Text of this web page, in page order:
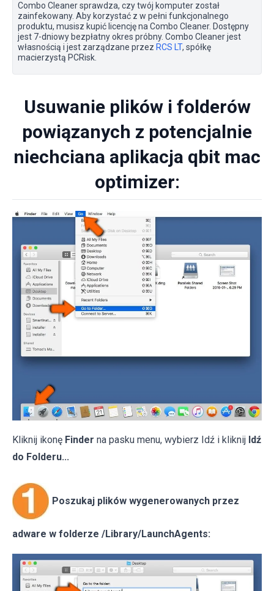
Combo Cleaner sprawdza, czy twój komputer został
zainfekowany. Aby korzystać z w pełni funkcjonalnego
produktu, musisz kupić licencję na Combo Cleaner. Dostępny
jest 7-dniowy bezpłatny okres próbny. Combo Cleaner jest
własnością i jest zarządzane przez RCS LT, spółkę
macierzystą PCRisk.
Usuwanie plików i folderów
powiązanych z potencjalnie
niechciana aplikacja qbit mac
optimizer:
Kliknij ikonę Finder na pasku menu, wybierz Idź i kliknij Idź
do Folderu...
Poszukaj plików wygenerowanych przez
adware w folderze /Library/LaunchAgents: